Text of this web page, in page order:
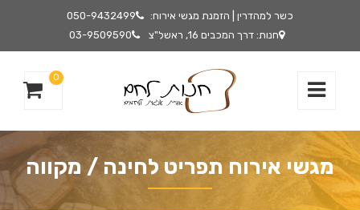
כשר למהדרין | הזמנת מגשי אירוח:
050-9432499
חנות: דרך המכבים 16, ראשל"צ
03-9509590
0
מגשי אירוח תפריט לחינה / מקווה